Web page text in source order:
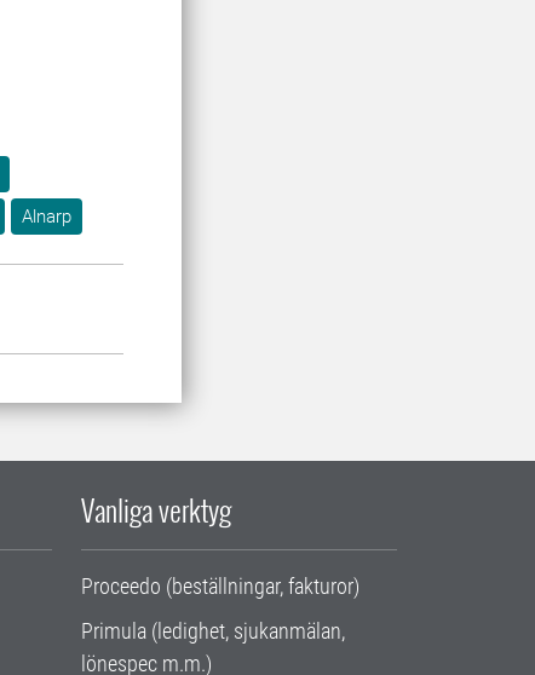
Alnarp
Vanliga verktyg
Proceedo (beställningar, fakturor)
Primula (ledighet, sjukanmälan,
lönespec m.m.)